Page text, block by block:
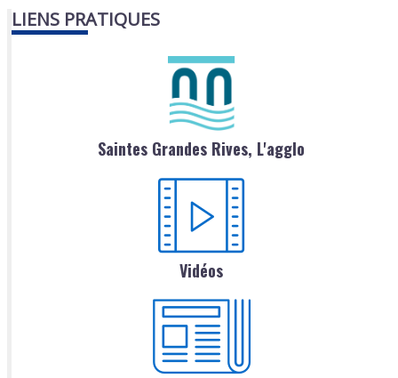
LIENS PRATIQUES
Saintes Grandes Rives, L'agglo
Vidéos